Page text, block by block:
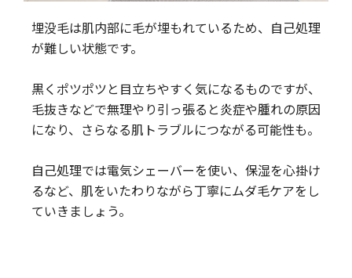
埋没毛は肌内部に毛が埋もれているため、自己処理
が難しい状態です。
黒くポツポツと目立ちやすく気になるものですが、
毛抜きなどで無理やり引っ張ると炎症や腫れの原因
になり、さらなる肌トラブルにつながる可能性も。
自己処理では電気シェーバーを使い、保湿を心掛け
るなど、肌をいたわりながら丁寧にムダ毛ケアをし
ていきましょう。